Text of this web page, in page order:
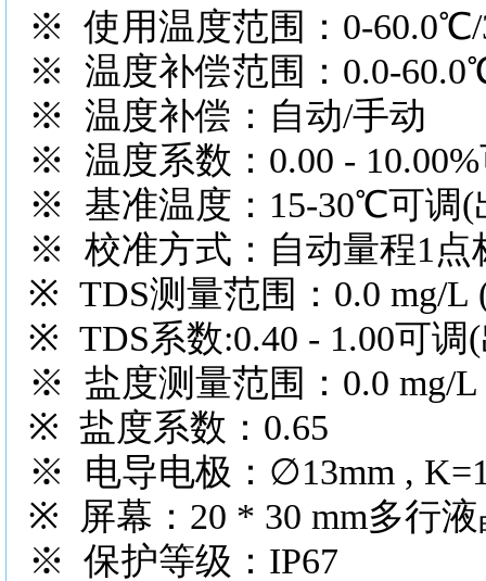
※ 使用温度范围：0-60.0℃/
※ 温度补偿范围：0.0-
※ 温度补偿：自动/手动
※ 温度系数：0.00 -
※ 基准温度：15-30℃可调(
※ 校准方式：自动量程1点
※ TDS测量范围：0.0 mg/L
※ TDS系数:0.40 - 1.00可调
※ 盐度测量范围：0.0 mg/L
※ 盐度系数：0.65
※ 电导电极：∅13mm ,
※ 屏幕：20 * 30 mm多行
※ 保护等级：IP67